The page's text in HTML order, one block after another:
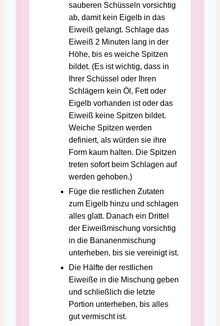
sauberen Schüsseln vorsichtig
ab, damit kein Eigelb in das
Eiweiß gelangt. Schlage das
Eiweiß 2 Minuten lang in der
Höhe, bis es weiche Spitzen
bildet. (Es ist wichtig, dass in
Ihrer Schüssel oder Ihren
Schlägern kein Öl, Fett oder
Eigelb vorhanden ist oder das
Eiweiß keine Spitzen bildet.
Weiche Spitzen werden
definiert, als würden sie ihre
Form kaum halten. Die Spitzen
treten sofort beim Schlagen auf
werden gehoben.)
Füge die restlichen Zutaten
zum Eigelb hinzu und schlagen
alles glatt. Danach ein Drittel
der Eiweißmischung vorsichtig
in die Bananenmischung
unterheben, bis sie vereinigt ist.
Die Hälfte der restlichen
Eiweiße in die Mischung geben
und schließlich die letzte
Portion unterheben, bis alles
gut vermischt ist.